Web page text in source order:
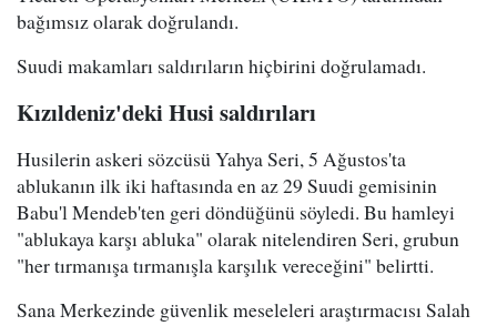
bağımsız olarak doğrulandı.
Suudi makamları saldırıların hiçbirini doğrulamadı.
Kızıldeniz'deki Husi saldırıları
Husilerin askeri sözcüsü Yahya Seri, 5 Ağustos'ta
ablukanın ilk iki haftasında en az 29 Suudi gemisinin
Babu'l Mendeb'ten geri döndüğünü söyledi. Bu hamleyi
"ablukaya karşı abluka" olarak nitelendiren Seri, grubun
"her tırmanışa tırmanışla karşılık vereceğini" belirtti.
Sana Merkezinde güvenlik meseleleri araştırmacısı Salah